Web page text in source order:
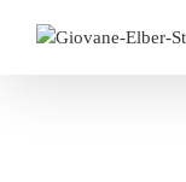
Inhalt